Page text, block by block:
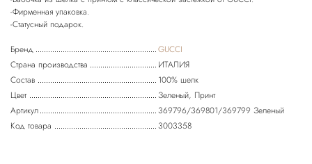
-Фирменная упаковка.
Бренд
GUCCI
Страна производства
ИТАЛИЯ
Состав
100% шелк
Цвет
Зеленый, Принт
Артикул
369796/369801/369799 Зеленый
Код товара
3003358